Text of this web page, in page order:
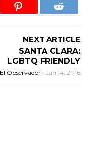
NEXT ARTICLE
SANTA CLARA:
LGBTQ FRIENDLY
El Observador - Jan 14, 2016